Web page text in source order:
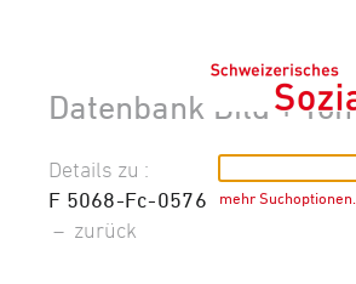
Datenbank Bild + Ton
mehr Suchoptionen…
Details zu :
F 5068-Fc-0576
– zurück